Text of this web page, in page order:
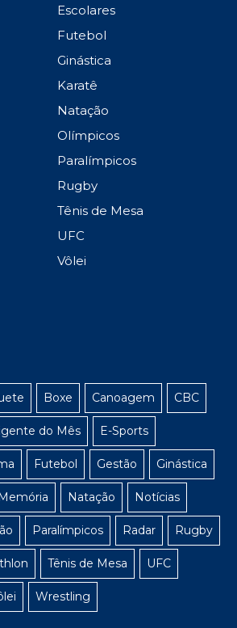
Escolares
Futebol
Ginástica
Karatê
Natação
Olímpicos
Paralímpicos
Rugby
Tênis de Mesa
UFC
Vôlei
Boxe Canoagem CBC
do Mês E-Sports
Futebol Gestão Ginástica
Natação Notícias
Paralímpicos Radar Rugby
Tênis de Mesa UFC
Wrestling